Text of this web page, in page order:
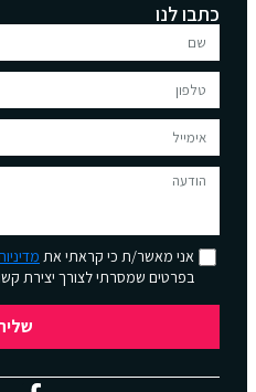
כתבו לנו
אני מאשר/ת כי קראתי אתמדיניות
בפרטים שמסרתי לצורך יצירת קשר
שליחה